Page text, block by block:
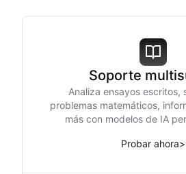
Soporte
Analiza ensayos escritos,
problemas matemáticos,
más con modelos de IA
Probar ahora>